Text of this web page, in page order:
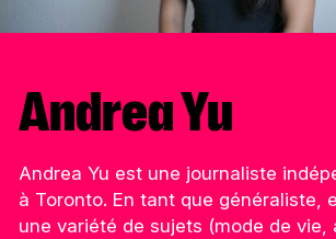
Andrea Yu
Andrea Yu est une journaliste
à Toronto. En tant que généraliste,
une variété de sujets (mode de vie,